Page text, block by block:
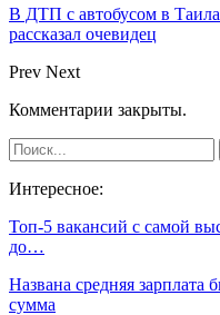
В ДТП с автобусом в
рассказал очевидец
Prev Next
Комментарии закрыты.
Интересное:
Топ-5 вакансий с самой
до…
Названа средняя
сумма